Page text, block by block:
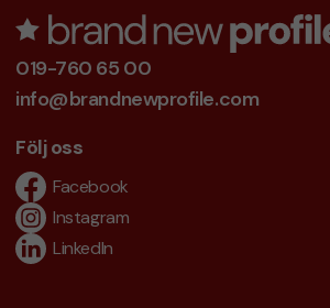
019-760 65 00
info@brandnewprofile.com
Följ oss
Facebook
Instagram
LinkedIn